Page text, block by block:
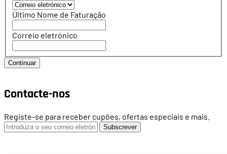
Último Nome de Faturação
Correio eletrónico
Continuar
Contacte-nos
Registe-se para receber cupões, ofertas especiais e mais.
Subscrever